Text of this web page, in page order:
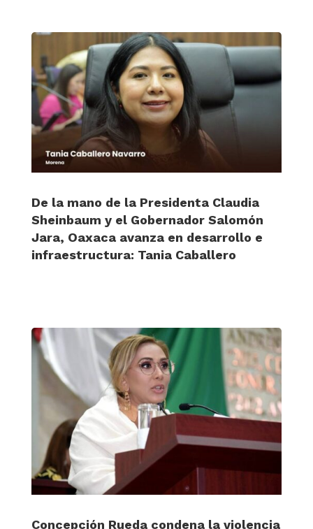
De la mano de la Presidenta Claudia
Sheinbaum y el Gobernador Salomón
Jara, Oaxaca avanza en desarrollo e
infraestructura: Tania Caballero
Concepción Rueda condena la violencia